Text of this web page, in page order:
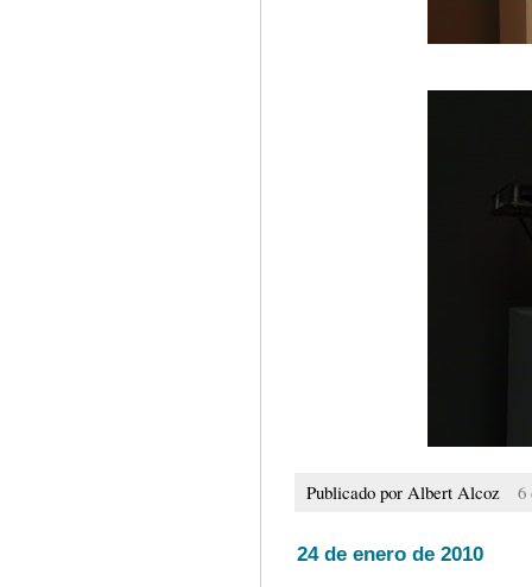
Publicado por Albert Alcoz 6
24 de enero de 2010